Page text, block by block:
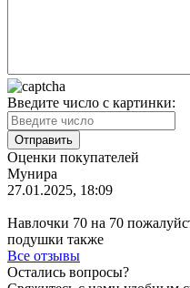
Введите число с картинки:
Оценки покупателей
Мунира
27.01.2025, 18:09
Навлочки 70 на 70
подушки также
Все отзывы
Остались вопросы?